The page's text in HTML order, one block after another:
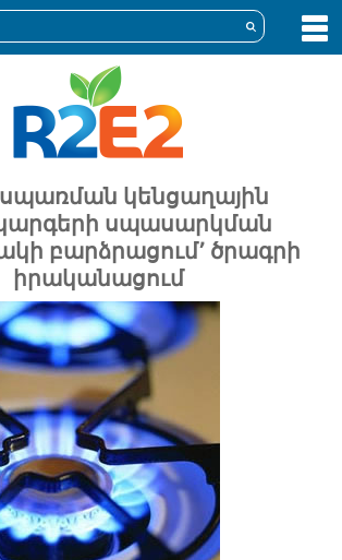
կենցաղային
սպասարկման
բարձրացում՚ ծրագրի
իրականացում